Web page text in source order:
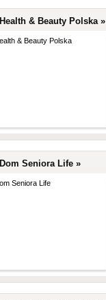
Health & Beauty Polska »
Dom Seniora Life »